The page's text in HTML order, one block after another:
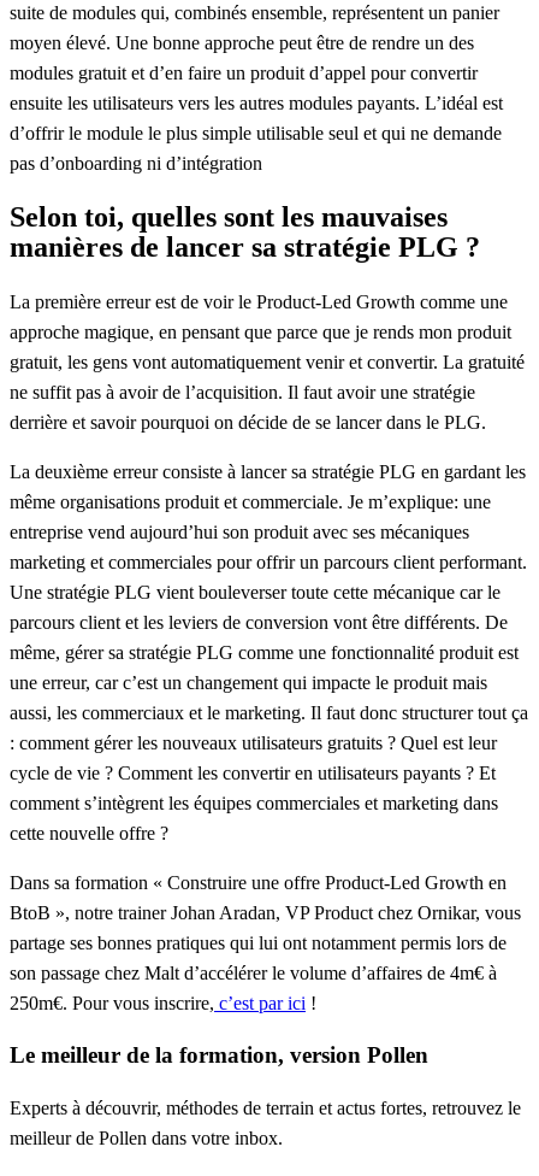
suite de modules qui, combinés ensemble, représentent un panier
moyen élevé. Une bonne approche peut être de rendre un des
modules gratuit et d’en faire un produit d’appel pour convertir
ensuite les utilisateurs vers les autres modules payants. L’idéal est
d’offrir le module le plus simple utilisable seul et qui ne demande
pas d’onboarding ni d’intégration
Selon toi, quelles sont les mauvaises
manières de lancer sa stratégie PLG ?
La première erreur est de voir le Product-Led Growth comme une
approche magique, en pensant que parce que je rends mon produit
gratuit, les gens vont automatiquement venir et convertir. La gratuité
ne suffit pas à avoir de l’acquisition. Il faut avoir une stratégie
derrière et savoir pourquoi on décide de se lancer dans le PLG.
La deuxième erreur consiste à lancer sa stratégie PLG en gardant les
même organisations produit et commerciale. Je m’explique: une
entreprise vend aujourd’hui son produit avec ses mécaniques
marketing et commerciales pour offrir un parcours client performant.
Une stratégie PLG vient bouleverser toute cette mécanique car le
parcours client et les leviers de conversion vont être différents. De
même, gérer sa stratégie PLG comme une fonctionnalité produit est
une erreur, car c’est un changement qui impacte le produit mais
aussi, les commerciaux et le marketing. Il faut donc structurer tout ça
: comment gérer les nouveaux utilisateurs gratuits ? Quel est leur
cycle de vie ? Comment les convertir en utilisateurs payants ? Et
comment s’intègrent les équipes commerciales et marketing dans
cette nouvelle offre ?
Dans sa formation « Construire une offre Product-Led Growth en
BtoB », notre trainerJohan Aradan, VP Product chez Ornikar, vous
partage ses bonnes pratiques qui lui ont notamment permis lors de
son passage chez Malt d’accélérer le volume d’affaires de 4m€ à
250m€. Pour vous inscrire, c’est par ici !
Le meilleur de la formation, version Pollen
Experts à découvrir, méthodes de terrain et actus fortes, retrouvez le
meilleur de Pollen dans votre inbox.